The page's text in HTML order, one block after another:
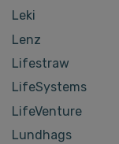
Leki
Lenz
Lifestraw
LifeSystems
LifeVenture
Lundhags